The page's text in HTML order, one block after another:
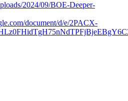
2024/09/BOE-Deeper-
document/d/e/2PACX-